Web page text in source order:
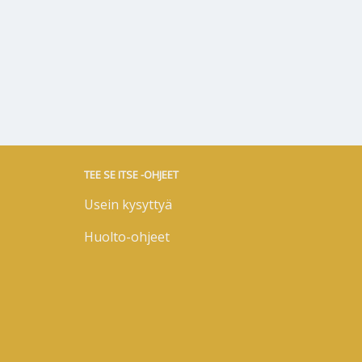
TEE SE ITSE -OHJEET
Usein kysyttyä
Huolto-ohjeet